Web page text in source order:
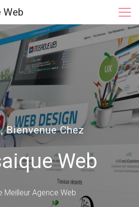
Web
Bienvenue Chez
Web
Meilleur Agence Web